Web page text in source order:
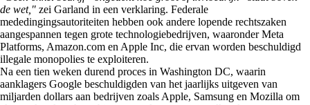
de wet," zei Garland in een verklaring. Federale
mededingingsautoriteiten hebben ook andere lopende rechtszaken
aangespannen tegen grote technologiebedrijven, waaronder Meta
Platforms, Amazon.com en Apple Inc, die ervan worden beschuldigd
illegale monopolies te exploiteren.
Na een tien weken durend proces in Washington DC, waarin
aanklagers Google beschuldigden van het jaarlijks uitgeven van
miljarden dollars aan bedrijven zoals Apple, Samsung en Mozilla om